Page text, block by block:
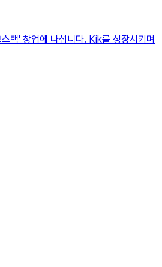
택' 창업에 나섭니다. Kik를 성장시키며